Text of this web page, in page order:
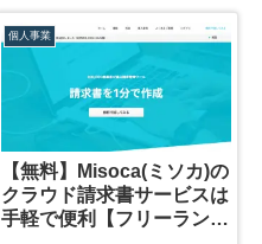
個人事業
【無料】Misoca(ミソカ)の
クラウド請求書サービスは
手軽で便利【フリーランス